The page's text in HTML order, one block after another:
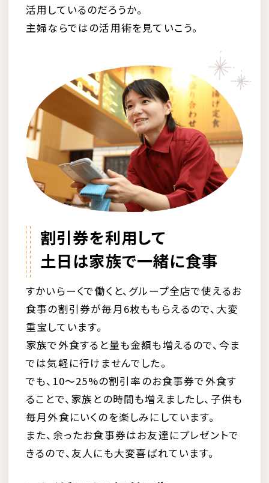
活用しているのだろうか。
主婦ならではの活用術を見ていこう。
割引券を利用して
土日は家族で一緒に食事
すかいらーくで働くと、グループ全店で使えるお
食事の割引券が毎月6枚ももらえるので、大変
重宝しています。
家族で外食すると量も金額も増えるので、今ま
では気軽に行けませんでした。
でも、10〜25%の割引率のお食事券で外食す
ることで、家族との時間も増えましたし、子供も
毎月外食にいくのを楽しみにしています。
また、余ったお食事券はお友達にプレゼントで
きるので、友人にも大変喜ばれています。